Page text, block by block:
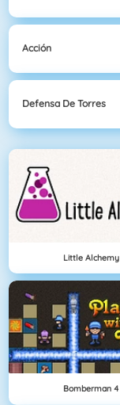
Acción
Defensa De Torres
Little Alchemy
Bomberman 4